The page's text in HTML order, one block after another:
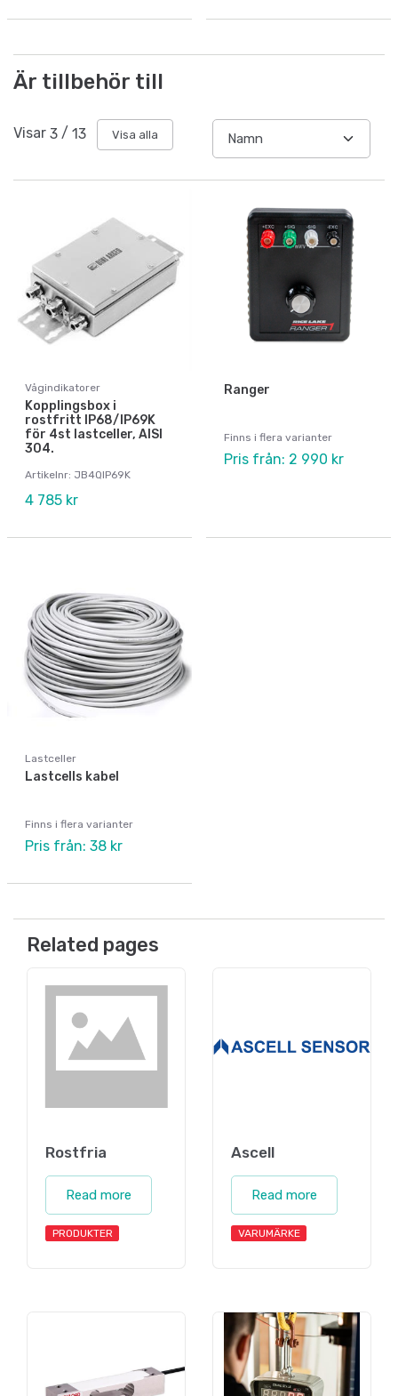
Är tillbehör till
Visar 3 / 13 Visa alla
Vågindikatorer
Kopplingsbox i
rostfritt IP68/IP69K
för 4st lastceller, AISI
304.
Artikelnr: JB4QIP69K
4 785 kr
Ranger
Finns i flera varianter
Pris från: 2 990 kr
Lastceller
Lastcells kabel
Finns i flera varianter
Pris från: 38 kr
Related pages
Rostfria
Read more
PRODUKTER
Ascell
Read more
VARUMÄRKE